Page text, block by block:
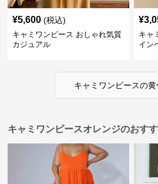
¥5,600 (税込)
キャミワンピース おしゃれ気質
カジュアル
¥
キャ
イン
キャミワンピースの黄
キャミワンピースオレンジのおす